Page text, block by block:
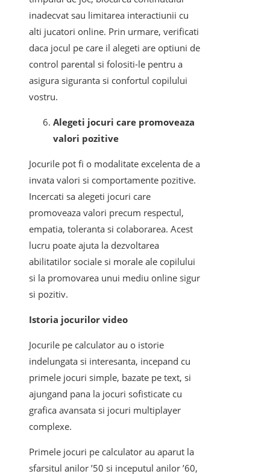
inadecvat sau limitarea interactiunii cu
alti jucatori online. Prin urmare, verificati
daca jocul pe care il alegeti are optiuni de
control parental si folositi-le pentru a
asigura siguranta si confortul copilului
vostru.
Alegeti jocuri care promoveaza
valori pozitive
Jocurile pot fi o modalitate excelenta de a
invata valori si comportamente pozitive.
Incercati sa alegeti jocuri care
promoveaza valori precum respectul,
empatia, toleranta si colaborarea. Acest
lucru poate ajuta la dezvoltarea
abilitatilor sociale si morale ale copilului
si la promovarea unui mediu online sigur
si pozitiv.
Istoria jocurilor video
Jocurile pe calculator au o istorie
indelungata si interesanta, incepand cu
primele jocuri simple, bazate pe text, si
ajungand pana la jocuri sofisticate cu
grafica avansata si jocuri multiplayer
complexe.
Primele jocuri pe calculator au aparut la
sfarsitul anilor ’50 si inceputul anilor ’60,